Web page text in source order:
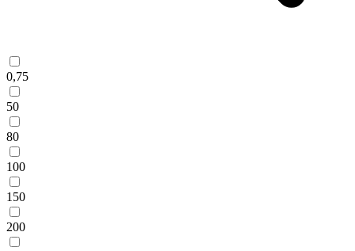
0,75
50
80
100
150
200